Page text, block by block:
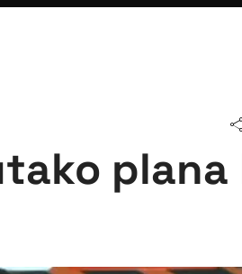
plana